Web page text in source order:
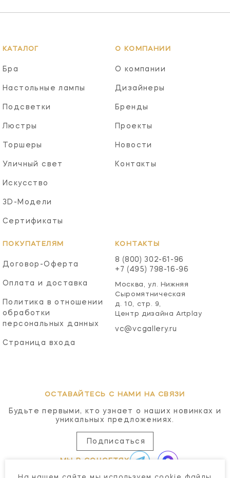
КАТАЛОГ
Бра
Настольные лампы
Подсветки
Люстры
Торшеры
Уличный свет
Искусство
3D-Модели
Сертификаты
О КОМПАНИИ
О компании
Дизайнеры
Бренды
Проекты
Новости
Контакты
ПОКУПАТЕЛЯМ
Договор-Оферта
Оплата и доставка
Политика в отношении
обработки
персональных данных
Страница входа
КОНТАКТЫ
8 (800) 302-61-96
+7 (495) 798-16-96
Москва, ул. Нижняя
Сыромятническая
д. 10, стр. 9,
Центр дизайна Artplay
vc@vcgallery.ru
ОСТАВАЙТЕСЬ С НАМИ НА СВЯЗИ
Будьте первыми, кто узнает о наших новинках и
уникальных предложениях.
Подписаться
МЫ В СОЦСЕТЯХ